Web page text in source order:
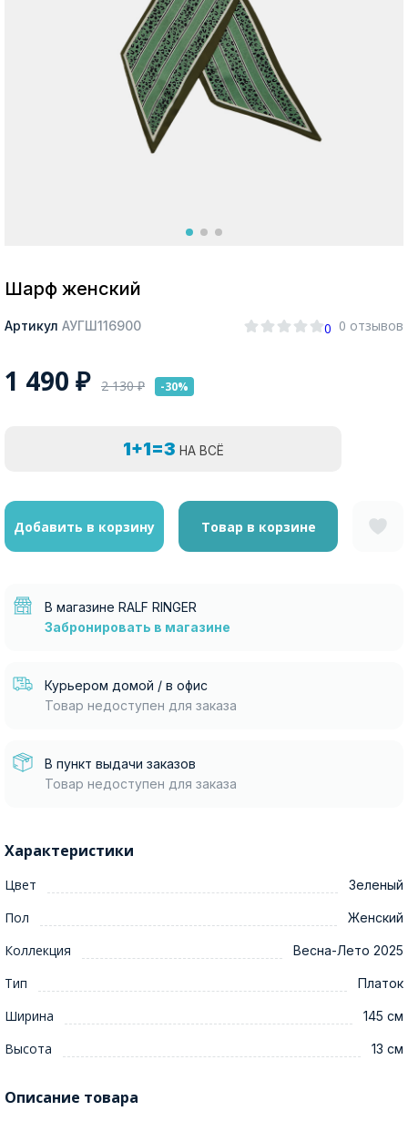
Шарф женский
Артикул АУГШ116900 0 0 отзывов
1 490 ₽ 2 130₽ -30%
1+1=3 НА ВСЁ
Добавить в корзину Товар в корзине
В магазине RALF RINGER
Забронировать в магазине
Курьером домой / в офис
Товар недоступен для заказа
В пункт выдачи заказов
Товар недоступен для заказа
Характеристики
Цвет Зеленый
Пол Женский
Коллекция Весна-Лето 2025
Тип Платок
Ширина 145 см
Высота 13 см
Описание товара